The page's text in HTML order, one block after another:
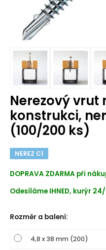
Nerezový vrut
konstrukci,
(100/200 ks)
NEREZ C1
DOPRAVA ZDARMA při
Odesíláme IHNED, kurýr
Rozměr a balení:
4,8 x 38 mm (200)